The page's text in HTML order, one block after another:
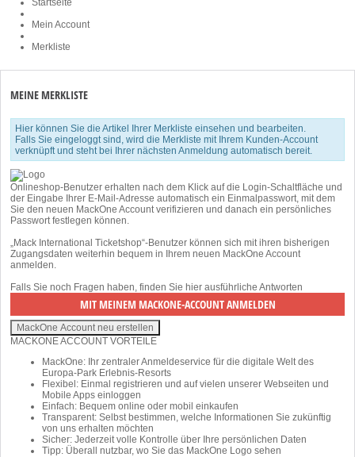
Startseite
Mein Account
Merkliste
MEINE MERKLISTE
Hier können Sie die Artikel Ihrer Merkliste einsehen und bearbeiten.
Falls Sie eingeloggt sind, wird die Merkliste mit Ihrem Kunden-Account
verknüpft und steht bei Ihrer nächsten Anmeldung automatisch bereit.
Onlineshop-Benutzer erhalten nach dem Klick auf die Login-Schaltfläche und
der Eingabe Ihrer E-Mail-Adresse automatisch ein Einmalpasswort, mit dem
Sie den neuen MackOne Account verifizieren und danach ein persönliches
Passwort festlegen können.
„Mack International Ticketshop“-Benutzer können sich mit ihren bisherigen
Zugangsdaten weiterhin bequem in Ihrem neuen MackOne Account
anmelden.
Falls Sie noch Fragen haben, finden Sie hier ausführliche Antworten
MACKONE ACCOUNT VORTEILE
MackOne: Ihr zentraler Anmeldeservice für die digitale Welt des
Europa-Park Erlebnis-Resorts
Flexibel: Einmal registrieren und auf vielen unserer Webseiten und
Mobile Apps einloggen
Einfach: Bequem online oder mobil einkaufen
Transparent: Selbst bestimmen, welche Informationen Sie zukünftig
von uns erhalten möchten
Sicher: Jederzeit volle Kontrolle über Ihre persönlichen Daten
Tipp: Überall nutzbar, wo Sie das MackOne Logo sehen